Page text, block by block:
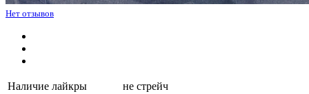
Нет отзывов
Наличие лайкры
не стрейч